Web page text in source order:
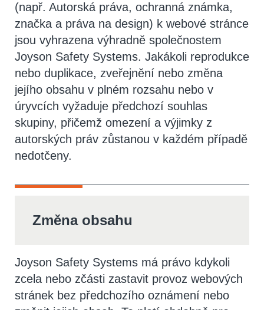
(např. Autorská práva, ochranná známka,
značka a práva na design) k webové stránce
jsou vyhrazena výhradně společnostem
Joyson Safety Systems. Jakákoli reprodukce
nebo duplikace, zveřejnění nebo změna
jejího obsahu v plném rozsahu nebo v
úryvcích vyžaduje předchozí souhlas
skupiny, přičemž omezení a výjimky z
autorských práv zůstanou v každém případě
nedotčeny.
Změna obsahu
Joyson Safety Systems má právo kdykoli
zcela nebo zčásti zastavit provoz webových
stránek bez předchozího oznámení nebo